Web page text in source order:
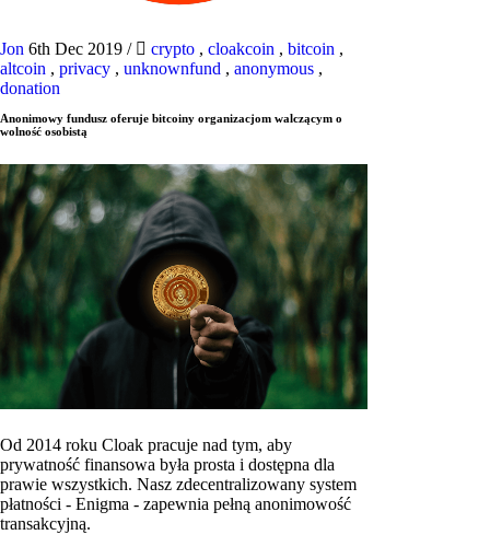
Jon 6th Dec 2019 / crypto , cloakcoin , bitcoin ,
altcoin , privacy , unknownfund , anonymous ,
donation
Anonimowy fundusz oferuje bitcoiny organizacjom walczącym o
wolność osobistą
Od 2014 roku Cloak pracuje nad tym, aby
prywatność finansowa była prosta i dostępna dla
prawie wszystkich. Nasz zdecentralizowany system
płatności - Enigma - zapewnia pełną anonimowość
transakcyjną.